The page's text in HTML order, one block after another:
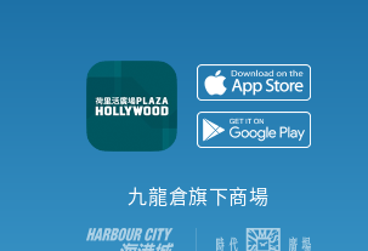
九龍倉旗下商場